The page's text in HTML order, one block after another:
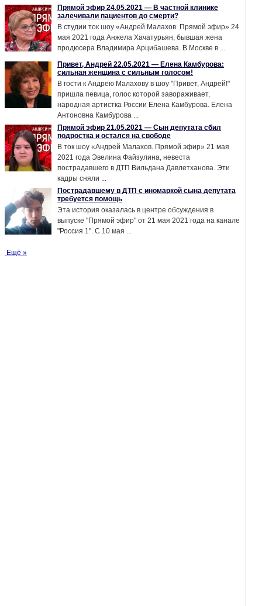
Прямой эфир 24.05.2021 — В частной клинике
залечивали пациентов до смерти?
В студии ток шоу «Андрей Малахов. Прямой эфир» 24
мая 2021 года Анжела Хачатурьян, бывшая жена
продюсера Владимира Арцибашева. В Москве в ...
Привет, Андрей 22.05.2021 — Елена Камбурова:
сильная женщина с сильным голосом!
В гости к Андрею Малахову в шоу "Привет, Андрей!"
пришла певица, голос которой завораживает,
народная артистка России Елена Камбурова. Елена
Антоновна Камбурова ...
Прямой эфир 21.05.2021 — Сын депутата сбил
подростка и остался на свободе
В ток шоу «Андрей Малахов. Прямой эфир» 21 мая
2021 года Эвелина Файзулина, невеста
пострадавшего в ДТП Вильдана Давлетханова. Эти
кадры сняли ...
Пострадавшему в ДТП с иномаркой сына депутата
требуется помощь
Эта история оказалась в центре обсуждения в
выпуске "Прямой эфир" от 21 мая 2021 года на канале
"Россия 1". С 10 мая ...
Ещё »